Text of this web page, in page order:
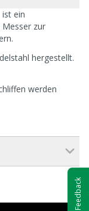
ein
zur
hergestellt.
werden
Feedback